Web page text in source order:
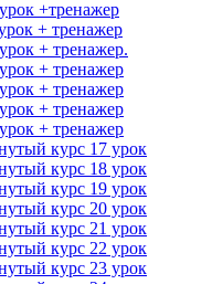
+тренажер
+ тренажер
+ тренажер.
+ тренажер
+ тренажер
+ тренажер
+ тренажер
курс 17 урок
курс 18 урок
курс 19 урок
курс 20 урок
курс 21 урок
курс 22 урок
курс 23 урок